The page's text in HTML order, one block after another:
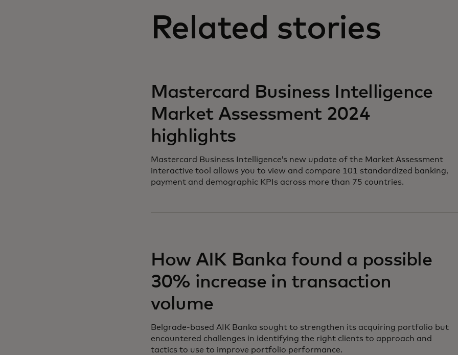
Related stories
Mastercard Business Intelligence​
Market Assessment 2024
highlights
Mastercard Business Intelligence​’s new update of the Market Assessment
interactive tool allows you to view and compare 101 standardized banking,
payment and demographic KPIs across more than 75 countries.
How AIK Banka found a possible
30% increase in transaction
volume
Belgrade-based AIK Banka sought to strengthen its acquiring portfolio but
encountered challenges in identifying the right clients to approach and
tactics to use to improve portfolio performance.